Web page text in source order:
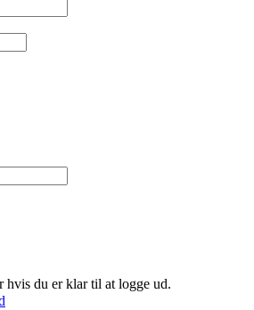
du er klar til at logge ud.